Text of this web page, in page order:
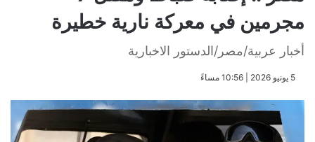
مجرمين في معركة نارية خطيرة
أخبار عربية/مصر/الدستور الاخبارية
​5 يونيو 2026 | 10:56 مساءً